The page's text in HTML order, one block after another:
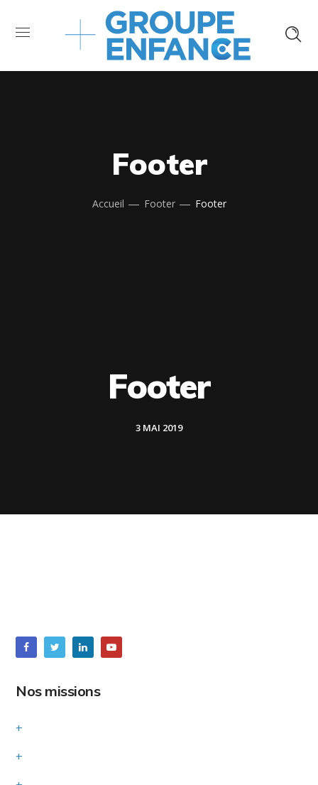
Footer
Accueil Footer Footer
Footer
3 MAI 2019
Nos missions